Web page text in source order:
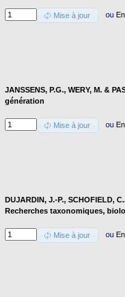
Mise à jour ou
JANSSENS, P.G., WERY, M. &
génération
Mise à jour ou
DUJARDIN, J.-P., SCHOFIELD,
Recherches taxonomiques,
Mise à jour ou